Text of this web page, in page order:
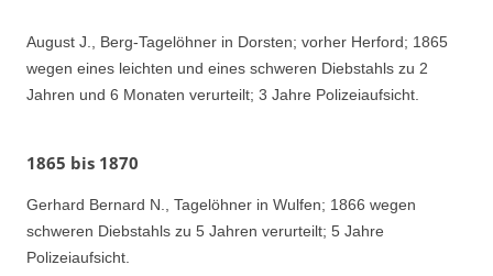
August J., Berg-Tagelöhner in Dorsten; vorher Herford; 1865
wegen eines leichten und eines schweren Diebstahls zu 2
Jahren und 6 Monaten verurteilt; 3 Jahre Polizeiaufsicht.
1865 bis 1870
Gerhard Bernard N., Tagelöhner in Wulfen; 1866 wegen
schweren Diebstahls zu 5 Jahren verurteilt; 5 Jahre
Polizeiaufsicht.